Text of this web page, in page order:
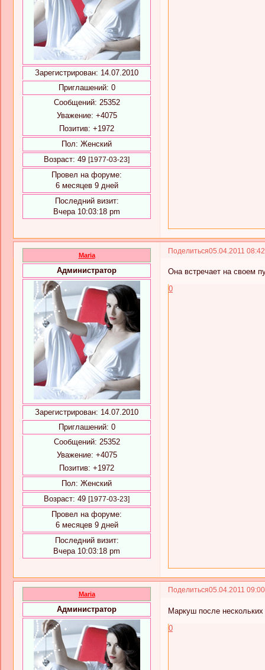
Зарегистрирован: 14.07.2010
Приглашений: 0
Сообщений: 25352
Уважение: +4075
Позитив: +1972
Пол: Женский
Возраст: 49 [1977-03-23]
Провел на форуме:
6 месяцев 9 дней
Последний визит:
Вчера 10:03:18 pm
Поделиться05.04.2011
Maria
Администратор
Зарегистрирован: 14.07.2010
Приглашений: 0
Сообщений: 25352
Уважение: +4075
Позитив: +1972
Пол: Женский
Возраст: 49 [1977-03-23]
Провел на форуме:
6 месяцев 9 дней
Последний визит:
Вчера 10:03:18 pm
Она встречает на своем
0
Поделиться05.04.2011
Maria
Администратор
Маркуш после
0